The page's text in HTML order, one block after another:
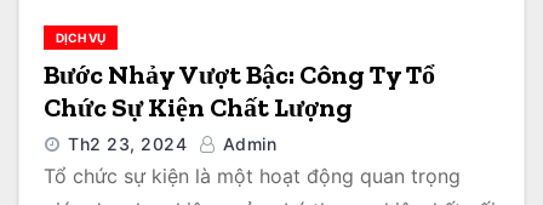
DỊCH VỤ
Bước Nhảy Vượt Bậc: Công Ty Tổ
Chức Sự Kiện Chất Lượng
Th2 23, 2024 Admin
Tổ chức sự kiện là một hoạt động quan trọng